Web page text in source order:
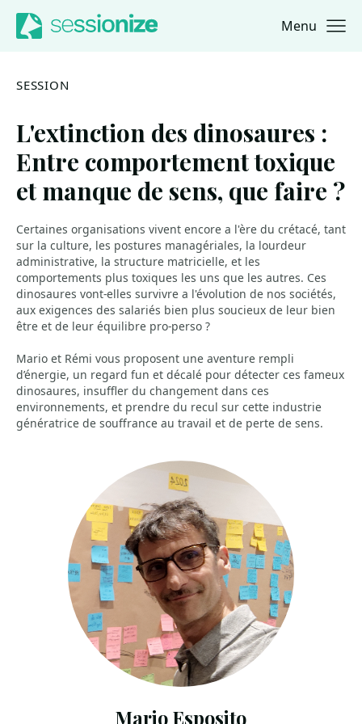
Jump to navigation
Jump to content Menu
SESSION
L'extinction des dinosaures :
Entre comportement toxique
et manque de sens, que faire ?
Certaines organisations vivent encore a l'ère du crétacé, tant
sur la culture, les postures managériales, la lourdeur
administrative, la structure matricielle, et les
comportements plus toxiques les uns que les autres. Ces
dinosaures vont-elles survivre a l'évolution de nos sociétés,
aux exigences des salariés bien plus soucieux de leur bien
être et de leur équilibre pro-perso ?
Mario et Rémi vous proposent une aventure rempli
d’énergie, un regard fun et décalé pour détecter ces fameux
dinosaures, insuffler du changement dans ces
environnements, et prendre du recul sur cette industrie
génératrice de souffrance au travail et de perte de sens.
Mario Esposito